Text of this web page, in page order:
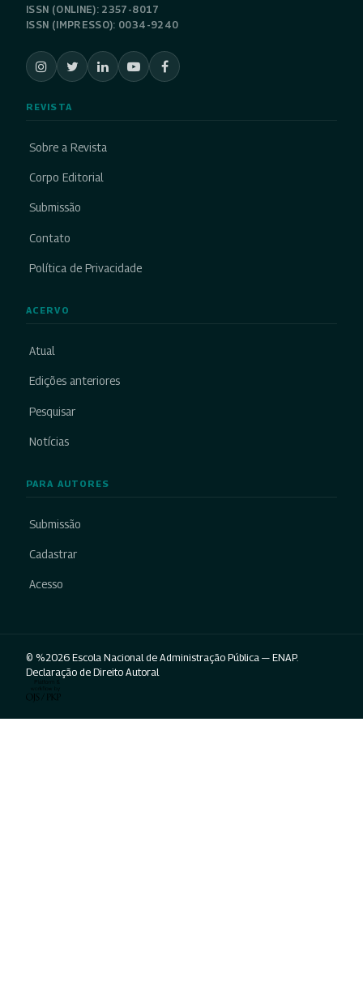
ISSN (ONLINE): 2357-8017
ISSN (IMPRESSO): 0034-9240
REVISTA
Sobre a Revista
Corpo Editorial
Submissão
Contato
Política de Privacidade
ACERVO
Atual
Edições anteriores
Pesquisar
Notícias
PARA AUTORES
Submissão
Cadastrar
Acesso
© %2026 Escola Nacional de Administração Pública — ENAP.
Declaração de Direito Autoral